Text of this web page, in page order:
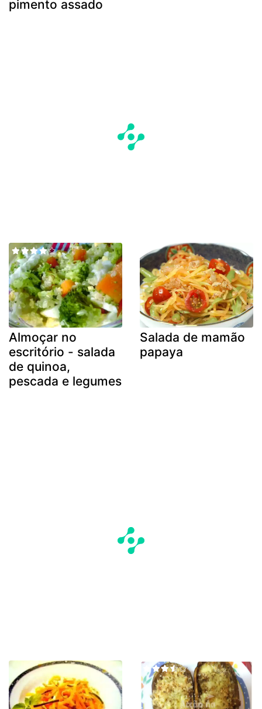
pimento assado
Almoçar no
escritório - salada
de quinoa,
pescada e legumes
Salada de mamão
papaya